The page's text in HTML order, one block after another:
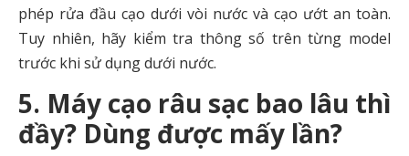
phép rửa đầu cạo dưới vòi nước và cạo ướt an toàn.
Tuy nhiên, hãy kiểm tra thông số trên từng model
trước khi sử dụng dưới nước.
5. Máy cạo râu sạc bao lâu thì
đầy? Dùng được mấy lần?